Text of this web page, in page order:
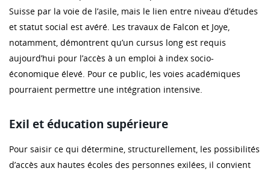
Suisse par la voie de l’asile, mais le lien entre niveau d’études
et statut social est avéré. Les travaux de Falcon et Joye,
notamment, démontrent qu’un cursus long est requis
aujourd’hui pour l’accès à un emploi à index socio-
économique élevé. Pour ce public, les voies académiques
pourraient permettre une intégration intensive.
Exil et éducation supérieure
Pour saisir ce qui détermine, structurellement, les possibilités
d’accès aux hautes écoles des personnes exilées, il convient